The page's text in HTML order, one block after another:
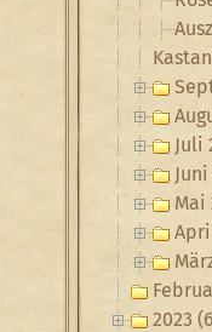
Juli
Mai
2023